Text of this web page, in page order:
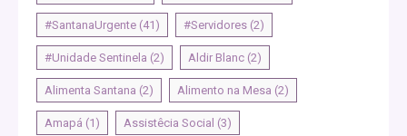
#SantanaUrgente (41) #Servidores (2)
#Unidade Sentinela (2) Aldir Blanc (2)
Alimenta Santana (2) Alimento na Mesa (2)
Amapá (1) Assistêcia Social (3)